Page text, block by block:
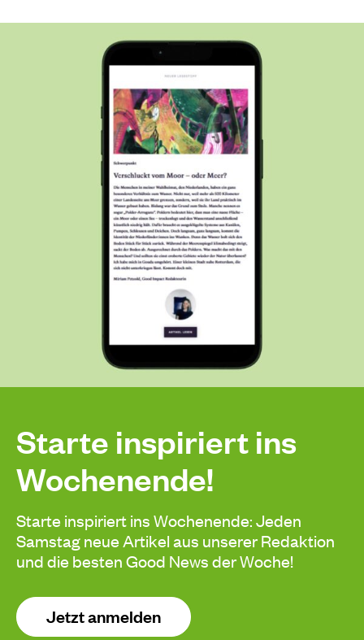
Starte inspiriert ins
Wochenende!
Starte inspiriert ins Wochenende: Jeden
Samstag neue Artikel aus unserer Redaktion
und die besten Good News der Woche!
Jetzt anmelden